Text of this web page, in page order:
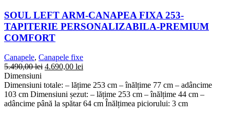
SOUL LEFT ARM-CANAPEA FIXA 253-
TAPITERIE PERSONALIZABILA-PREMIUM
COMFORT
Canapele, Canapele fixe
5.490,00lei 4.690,00 lei
Dimensiuni
Dimensiuni totale: – lățime 253 cm – înălțime 77 cm – adâncime
103 cm Dimensiuni șezut: – lățime 253 cm – înălțime 44 cm –
adâncime până la spătar 64 cm Înălțimea piciorului: 3 cm